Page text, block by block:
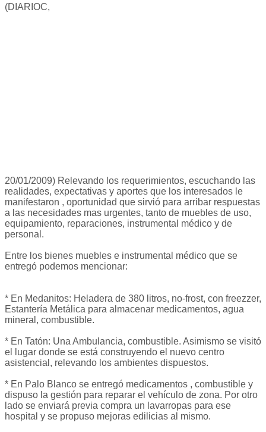
(DIARIOC,
20/01/2009) Relevando los requerimientos, escuchando las
realidades, expectativas y aportes que los interesados le
manifestaron , oportunidad que sirvió para arribar respuestas
a las necesidades mas urgentes, tanto de muebles de uso,
equipamiento, reparaciones, instrumental médico y de
personal.
Entre los bienes muebles e instrumental médico que se
entregó podemos mencionar:
* En Medanitos: Heladera de 380 litros, no-frost, con freezzer,
Estantería Metálica para almacenar medicamentos, agua
mineral, combustible.
* En Tatón: Una Ambulancia, combustible. Asimismo se visitó
el lugar donde se está construyendo el nuevo centro
asistencial, relevando los ambientes dispuestos.
* En Palo Blanco se entregó medicamentos , combustible y
dispuso la gestión para reparar el vehículo de zona. Por otro
lado se enviará previa compra un lavarropas para ese
hospital y se propuso mejoras edilicias al mismo.